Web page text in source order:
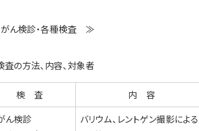
検診・各種検査 ≫
検査の方法、内容、対象者
検 査 内 容
ん検診
バリウム、レントゲン撮影による